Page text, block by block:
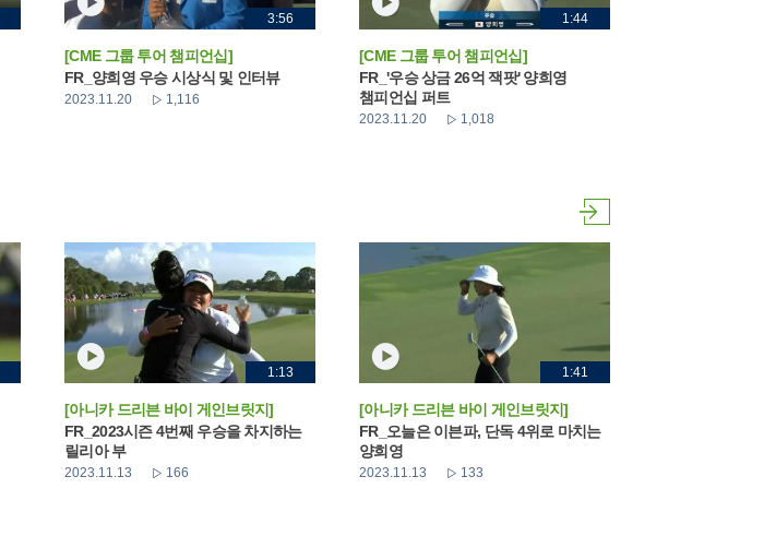
3:56
[CME 그룹 투어 챔피언십]
FR_양희영 우승 시상식 및 인터뷰
2023.11.20 1,116
1:44
[CME 그룹 투어 챔피언십]
FR_'우승 상금 26억 잭팟' 양희영
챔피언십 퍼트
2023.11.20 1,018
1:13
[아니카 드리븐 바이 게인브릿지]
FR_2023시즌 4번째 우승을 차지하는
릴리아 부
2023.11.13 166
1:41
[아니카 드리븐 바이 게인브릿지]
FR_오늘은 이븐파, 단독 4위로 마치는
양희영
2023.11.13 133